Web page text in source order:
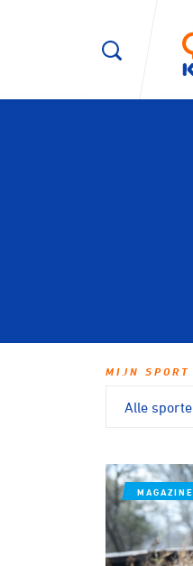
MIJN SPORT
MAGAZINE